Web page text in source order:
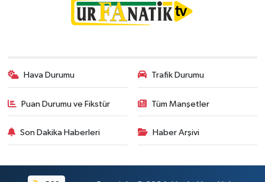
Hava Durumu Trafik Durumu
Puan Durumu ve Fikstür Tüm Manşetler
Son Dakika Haberleri Haber Arşivi